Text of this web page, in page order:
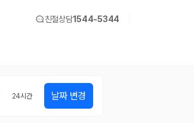
친절상담1544-5344
24시간 날짜 변경